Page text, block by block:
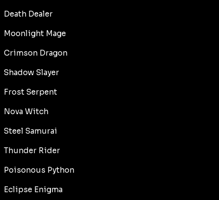
Death Dealer
Moonlight Mage
Crimson Dragon
Shadow Slayer
Frost Serpent
Nova Witch
Steel Samurai
Thunder Rider
Poisonous Python
Eclipse Enigma